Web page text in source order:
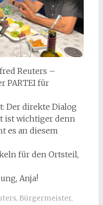
Reuters –
PARTEI für
Der direkte Dialog
ist wichtiger denn
es an diesem
für den Ortsteil,
Anja!
, Bürgermeister,